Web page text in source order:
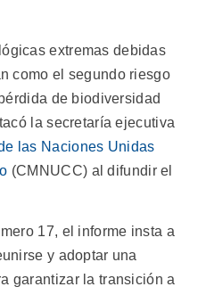
extremas debidas
como el segundo riesgo
de biodiversidad
la secretaría ejecutiva
las Naciones Unidas
(CMNUCC) al difundir el
17, el informe insta a
y adoptar una
garantizar la transición a